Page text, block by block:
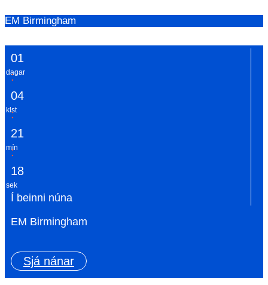
EM Birmingham
01
dagar
:
04
klst
:
21
mín
:
18
sek
Í beinni núna
EM Birmingham
Sjá nánar